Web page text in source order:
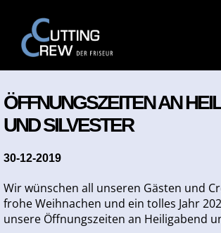
ÖFFNUNGSZEITEN AN
UND SILVESTER
30-12-2019
Wir wünschen all unseren Gästen und
frohe Weihnachen und ein tolles Jahr
unsere Öffnungszeiten an Heiligabend